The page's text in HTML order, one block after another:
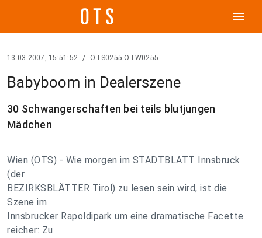
menu
13.03.2007, 15:51:52 / OTS0255 OTW0255
Babyboom in Dealerszene
30 Schwangerschaften bei teils blutjungen
Mädchen
Wien (OTS) - Wie morgen im STADTBLATT Innsbruck
(der
BEZIRKSBLÄTTER Tirol) zu lesen sein wird, ist die
Szene im
Innsbrucker Rapoldipark um eine dramatische Facette
reicher: Zu